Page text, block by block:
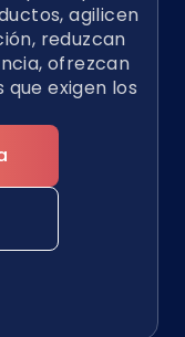
agilicen
reduzcan
ofrezcan
que exigen los